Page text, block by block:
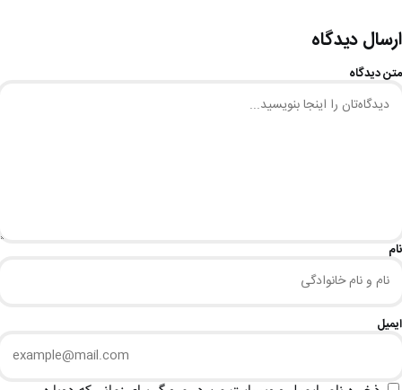
ارسال دیدگاه
متن دیدگاه
نام
ایمیل